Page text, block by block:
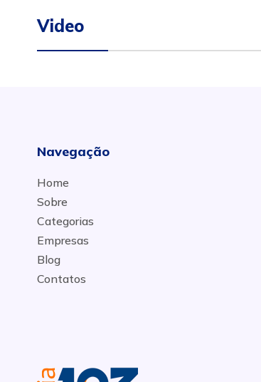
Video
Navegação
Home
Sobre
Categorias
Empresas
Blog
Contatos